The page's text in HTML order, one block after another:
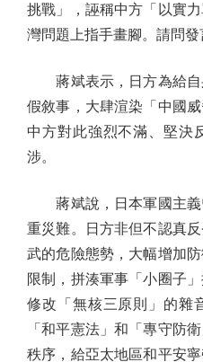
挑戰」，誣稱中方「以實
灣問題上指手畫腳。請問發
蔣斌表示，日方為給自
假敘事，大肆渲染「中國
中方對此強烈不滿、堅決
涉。
蔣斌說，日本軍國主義
重災難。日方非但不認真
武的危險態勢，大幅增加
限制，拼湊軍事「小圈子
修改「無核三原則」的雜
「和平憲法」和「專守防
秩序，給亞太地區和平安